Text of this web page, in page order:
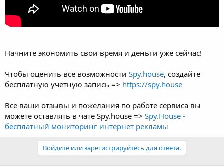
Начните экономить свои время и деньги уже сейчас!
Чтобы оценить все возможности Spy.house, создайте
бесплатную учетную запись => https://spy.house
Все ваши отзывы и пожелания по работе сервиса вы
можете оставлять в чате Spy.house => Spy.House -
бесплатный мониторинг интернет рекламы
Войдите или зарегистрируйтесь для ответа.